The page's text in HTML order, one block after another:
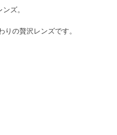
ズ。
の贅沢レンズです。